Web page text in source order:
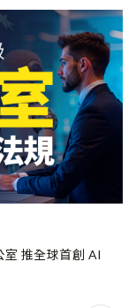
室 推全球首創 AI